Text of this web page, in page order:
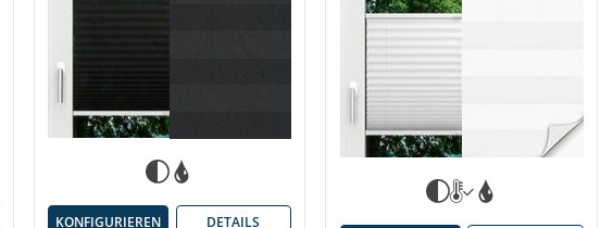
KONFIGURIEREN DETAILS